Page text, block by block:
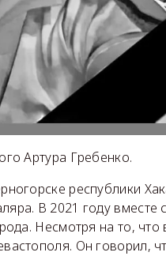
Артура Гребенко.
республики
В 2021 году вместе
Несмотря на то,
Он говорил,